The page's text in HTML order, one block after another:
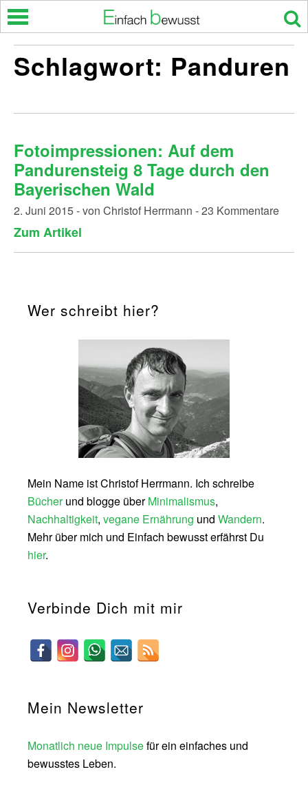
Skip
content
Schlagwort: Panduren
Fotoimpressionen: Auf dem
Pandurensteig 8 Tage durch den
Bayerischen Wald
2. Juni 2015 - von Christof Herrmann - 23 Kommentare
Zum Artikel
Wer schreibt hier?
Mein Name ist Christof Herrmann. Ich schreibe
Bücherund blogge überMinimalismus,
Nachhaltigkeit, vegane Ernährung und Wandern.
Mehr über mich und Einfach bewusst erfährst Du
hier.
Verbinde Dich mit mir
Mein Newsletter
Monatlich neue Impulsefür ein einfaches und
bewusstes Leben.